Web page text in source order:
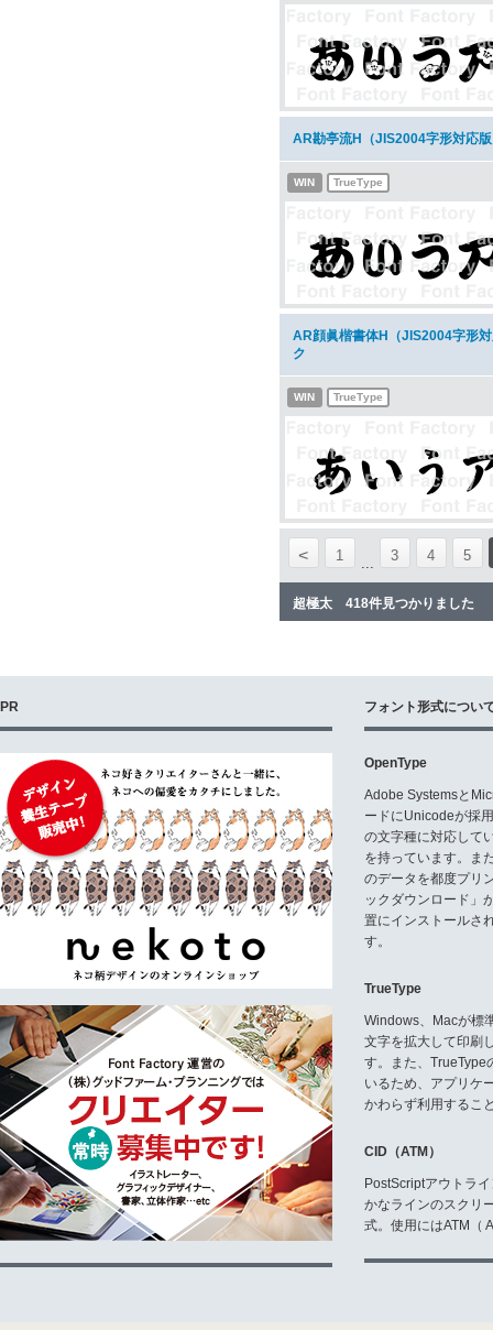
AR勘亭流H（JIS2004字形対応
WIN TrueType
AR顔眞楷書体H（JIS2004字形
ク
WIN TrueType
< 1 ... 3 4 5
超極太 418件見つかりました
PR フォント形式につい
OpenType
Adobe Systemsと
ードにUnicodeが採
の文字種に対応して
を持っています。ま
のデータを都度プリ
ックダウンロード」
置にインストールさ
す。
TrueType
Windows、Macが標
文字を拡大して印刷
す。また、TrueType
いるため、アプリケ
かわらず利用するこ
CID（ATM）
PostScriptアウトラ
かなラインのスクリ
式。使用にはATM（